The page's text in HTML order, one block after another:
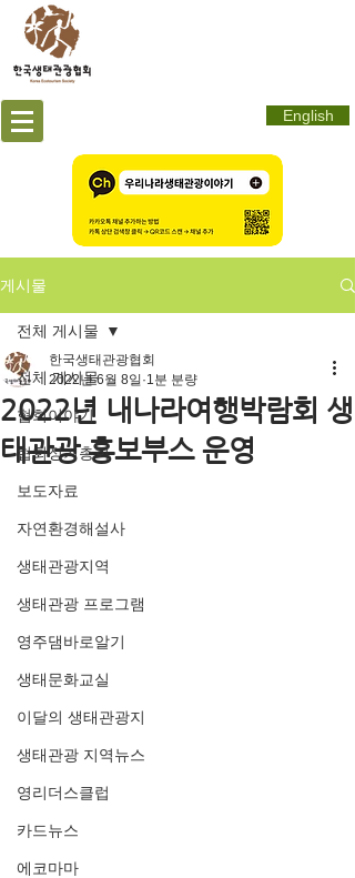
English
게시물
전체 게시물
협회이야기
협회정기총회
보도자료
자연환경해설사
생태관광지역
생태관광 프로그램
영주댐바로알기
생태문화교실
이달의 생태관광지
생태관광 지역뉴스
영리더스클럽
카드뉴스
에코마마
전체 게시물
2022년 내나라여행박람회 생
태관광 홍보부스 운영
한국생태관광협회
2022년 6월 8일 1분 분량